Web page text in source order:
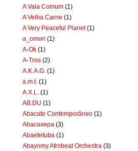
A Vala Comum (1)
A Velha Carne (1)
A Very Peaceful Planet (1)
a_omori (1)
A-Ok (1)
A-Tros (2)
A.K.A.G. (1)
a.m.t. (1)
A.X.L.
(1)
AB.DU (1)
Abacate Contemporâneo (1)
Abacaxepa (3)
Abaetetuba (1)
Abayomy Afrobeat Orchestra (3)